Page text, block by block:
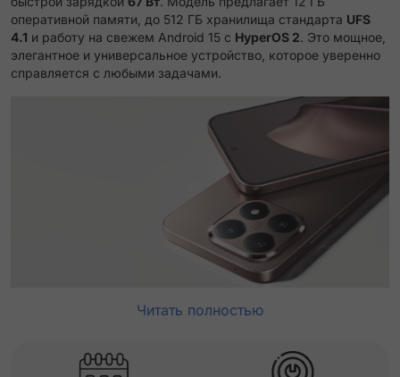
оперативной памяти, до 512 ГБ хранилища стандарта UFS
4.1 и работу на свежем Android 15 с HyperOS 2. Это мощное,
элегантное и универсальное устройство, которое уверенно
справляется с любыми задачами.
Читать полностью